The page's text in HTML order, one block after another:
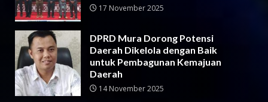
17 November 2025
DPRD Mura Dorong Potensi
Daerah Dikelola dengan Baik
untuk Pembagunan Kemajuan
Daerah
14 November 2025